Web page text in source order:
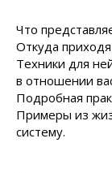
Что
Откуда
Техники для
в отношении
Подробная
Примеры из
систему.